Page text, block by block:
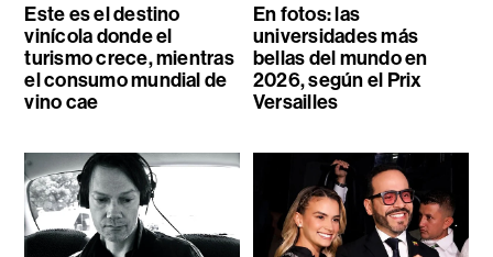
Este es el destino
vinícola donde el
turismo crece, mientras
el consumo mundial de
vino cae
En fotos: las
universidades más
bellas del mundo en
2026, según el Prix
Versailles